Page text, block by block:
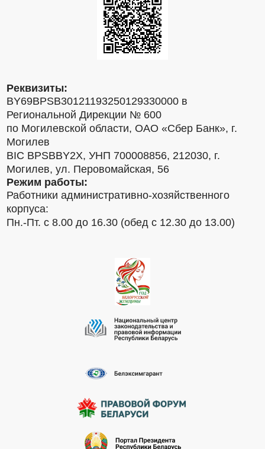
Реквизиты:
BY69BPSB30121193250129330000 в
Региональной Дирекции № 600
по Могилевской области, ОАО «Сбер Банк», г.
Могилев
BIC BPSBBY2X, УНП 700008856, 212030, г.
Могилев, ул. Перовомайская, 56
Режим работы:
Работники административно-хозяйственного
корпуса:
Пн.-Пт. с 8.00 до 16.30 (обед с 12.30 до 13.00)